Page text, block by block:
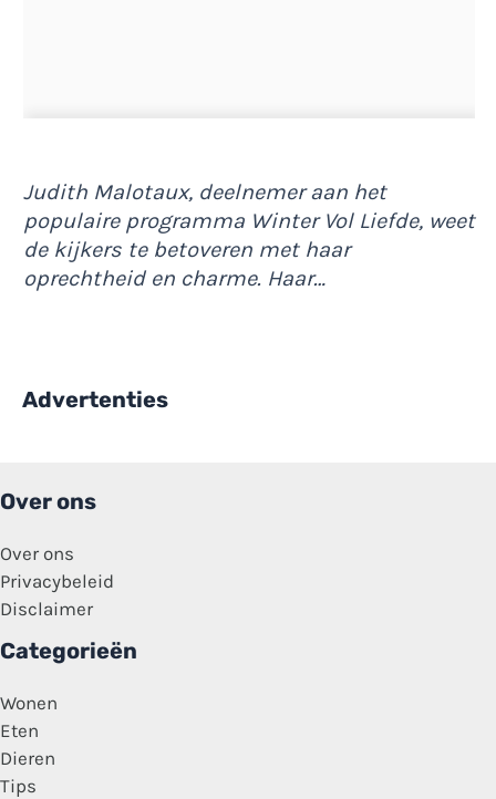
Judith Malotaux, deelnemer aan het
populaire programma Winter Vol Liefde, weet
de kijkers te betoveren met haar
oprechtheid en charme. Haar…
Advertenties
Over ons
Over ons
Privacybeleid
Disclaimer
Categorieën
Wonen
Eten
Dieren
Tips